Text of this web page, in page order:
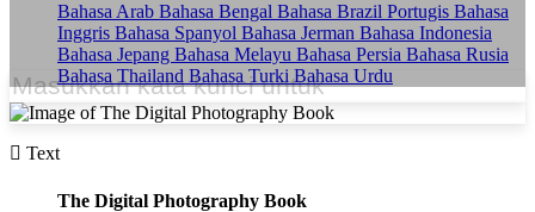
Bahasa Arab Bahasa Bengal Bahasa Brazil Portugis Bahasa
Inggris Bahasa Spanyol Bahasa Jerman Bahasa Indonesia
Bahasa Jepang Bahasa Melayu Bahasa Persia Bahasa Rusia
Bahasa Thailand Bahasa TurkiBahasa Urdu
Text
The Digital Photography Book